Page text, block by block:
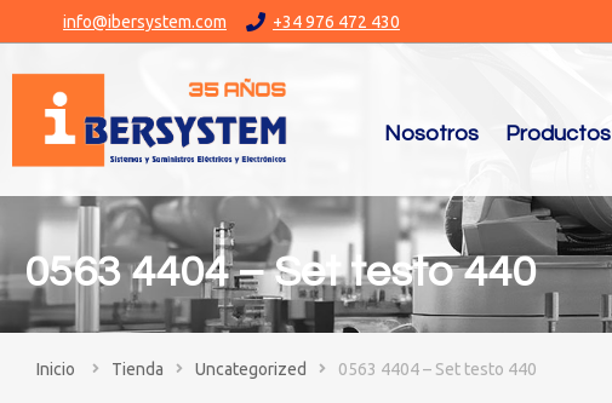
info@ibersystem.com +34 976 472 430
Nosotros Productos
0563 4404 – Set testo 440
You are here:
Tienda Uncategorized 0563 4404 – Set testo 440